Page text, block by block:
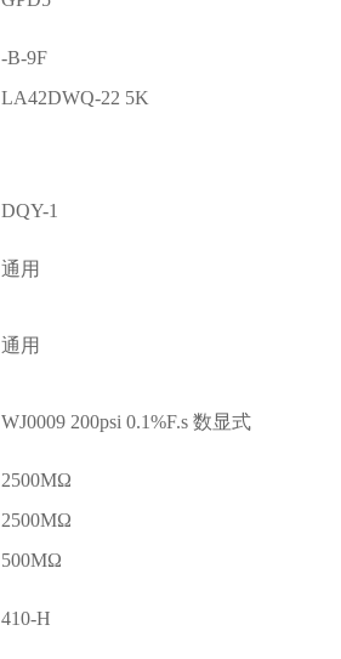
-B-9F
LA42DWQ-22 5K
DQY-1
通用
通用
WJ0009 200psi 0.1%F.s 数显式
2500MΩ
2500MΩ
500MΩ
410-H